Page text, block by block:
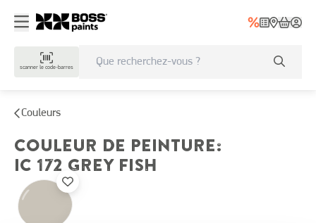
scanner le code-barres
Couleurs
COULEUR DE PEINTURE:
IC 172 GREY FISH